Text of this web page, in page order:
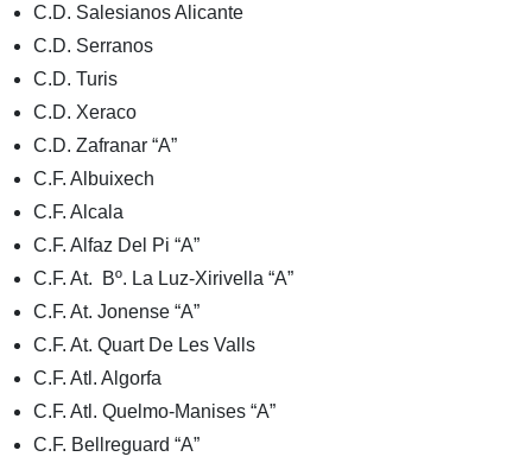
C.D. Salesianos Alicante
C.D. Serranos
C.D. Turis
C.D. Xeraco
C.D. Zafranar “A”
C.F. Albuixech
C.F. Alcala
C.F. Alfaz Del Pi “A”
C.F. At. Bº. La Luz-Xirivella “A”
C.F. At. Jonense “A”
C.F. At. Quart De Les Valls
C.F. Atl. Algorfa
C.F. Atl. Quelmo-Manises “A”
C.F. Bellreguard “A”